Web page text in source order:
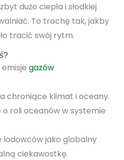
dużo ciepła i słodkiej
To trochę tak, jakby
tracić swój rytm.
gazów
chroniące klimat i oceany.
o roli oceanów w systemie
lodowców jako globalny
ciekawostkę.